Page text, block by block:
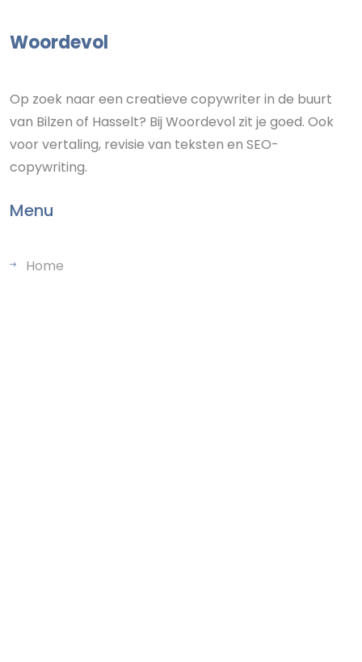
Woordevol
Op zoek naar een creatieve copywriter in de buurt
van Bilzen of Hasselt? Bij Woordevol zit je goed. Ook
voor vertaling, revisie van teksten en SEO-
copywriting.
Menu
Home